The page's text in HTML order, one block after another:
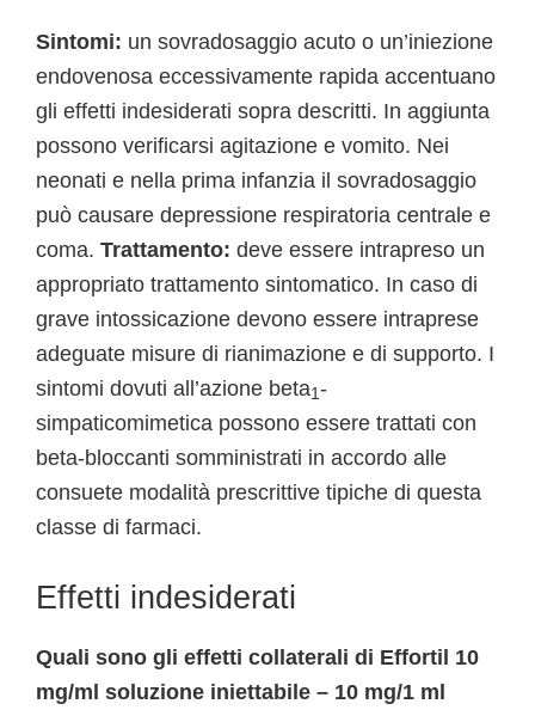
Sintomi: un sovradosaggio acuto o un’iniezione
endovenosa eccessivamente rapida accentuano
gli effetti indesiderati sopra descritti. In aggiunta
possono verificarsi agitazione e vomito. Nei
neonati e nella prima infanzia il sovradosaggio
può causare depressione respiratoria centrale e
coma. Trattamento: deve essere intrapreso un
appropriato trattamento sintomatico. In caso di
grave intossicazione devono essere intraprese
adeguate misure di rianimazione e di supporto. I
sintomi dovuti all’azione beta1-
simpaticomimetica possono essere trattati con
beta-bloccanti somministrati in accordo alle
consuete modalità prescrittive tipiche di questa
classe di farmaci.
Effetti indesiderati
Quali sono gli effetti collaterali di Effortil 10
mg/ml soluzione iniettabile – 10 mg/1 ml